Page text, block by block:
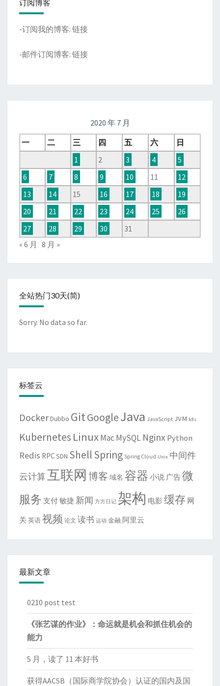
订阅博客
-订阅我的博客: 链接
-邮件订阅博客: 链接
2020 年 7 月
一
二 三 四 五 六
日
1
2 3 4
5
6
7 8 9 10 11
12
13
14 15 16 17 18
19
20
21 22 23 24 25
26
27
28 29 30
31
« 6 月 8 月 »
全站热门30天(简)
Sorry. No data so far.
标签云
DockerDubbo GitGoogleJava JavaScript JVM k8s
Kubernetes LinuxMac MySQL Nginx Python
Redis RPCSDN ShellSpring Spring Cloud Unix 中间件
云计算互联网 博客 域名 容器 小说 广告微
服务 支付敏捷 新闻 方方日记 架构 电影 缓存 网
关 英语视频 论文 读书 运动 金融 阿里云
最新文章
0210 post test
《张艺谋的作业》：命运就是机会和抓住机会的
能力
5 月，读了 11 本好书
获得AACSB（国际商学院协会）认证的国内及国